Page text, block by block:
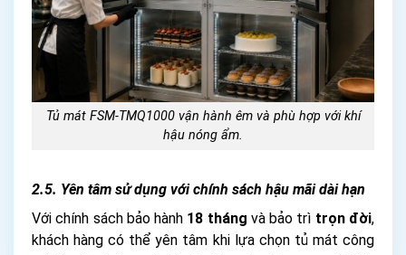
Tủ mát FSM-TMQ1000 vận hành êm và phù hợp với khí
hậu nóng ẩm.
2.5. Yên tâm sử dụng với chính sách hậu mãi dài hạn
Với chính sách bảo hành 18 tháng và bảo trì trọn đời,
khách hàng có thể yên tâm khi lựa chọn tủ mát công